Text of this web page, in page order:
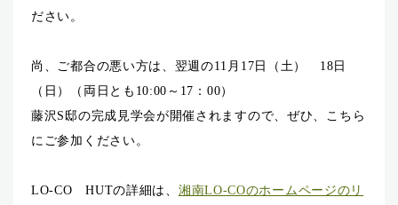
ださい。
尚、ご都合の悪い方は、翌週の11月17日（土） 18日
（日）（両日とも10:00～17：00）
藤沢S邸の完成見学会が開催されますので、ぜひ、こちら
にご参加ください。
LO-CO HUTの詳細は、 湘南LO-COのホームページのリ